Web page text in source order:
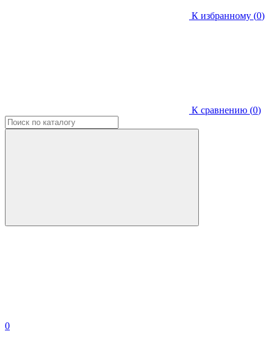
К избранному (0)
К сравнению (0)
0